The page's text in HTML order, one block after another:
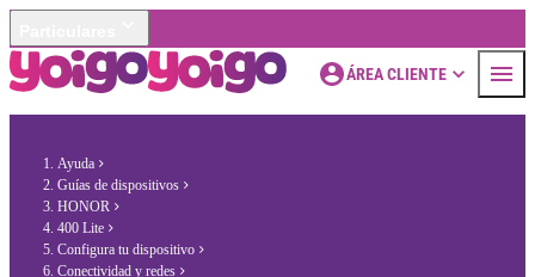
ÁREA CLIENTE
Ayuda
Guías de dispositivos
HONOR
400 Lite
Configura tu dispositivo
Conectividad y redes